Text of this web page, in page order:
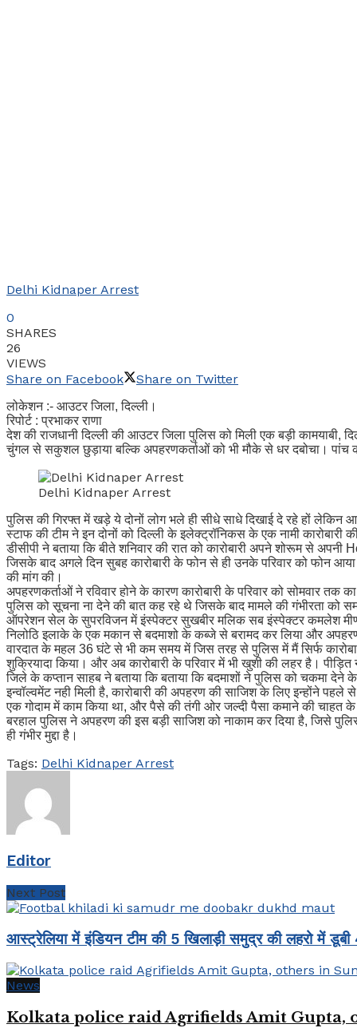
Delhi Kidnaper Arrest
0
SHARES
26
VIEWS
Share on Facebook
Share on Twitter
लोकेशन :- आउटर जिला, दिल्ली।
रिपोर्ट : प्रभाकर राणा
देश की राजधानी दिल्ली की आउटर जिला पुलिस को मिली एक बड़ी
चुंगल से सकुशल छुड़ाया बल्कि अपहरणकर्ताओं को भी मौके से धर दबोचा। पांच
Delhi Kidnaper Arrest
पुलिस की गिरफ्त में खड़े ये दोनों लोग भले ही सीधे साधे दिखाई दे रहे हों
स्टाफ की टीम ने इन दोनों को दिल्ली के इलेक्ट्रॉनिकस के एक नामी
डीसीपी ने बताया कि बीते शनिवार की रात को कारोबारी अपने शोरूम से
जिसके बाद अगले दिन सुबह कारोबारी के फोन से ही उनके परिवार को फोन
की मांग की।
अपहरणकर्ताओं ने रविवार होने के कारण कारोबारी के परिवार को सोमवार
पुलिस को सूचना ना देने की बात कह रहे थे जिसके बाद मामले की गंभीरता को
ऑपरेशन सेल के सुपरविजन में इंस्पेक्टर सुखबीर मलिक सब इंस्पेक्टर कमलेश
निलोठि इलाके के एक मकान से बदमाशो के कब्जे से बरामद कर लिया और
वारदात के महल 36 घंटे से भी कम समय में जिस तरह से पुलिस में मैं सिर्फ
शुक्रियादा किया। और अब कारोबारी के परिवार में भी खुशी की लहर है।
जिले के कप्तान साहब ने बताया कि बताया कि बदमाशों ने पुलिस को चकमा देने
इन्वॉल्वमेंट नही मिली है, कारोबारी की अपहरण की साजिश के लिए इन्होंने
एक गोदाम में काम किया था, और पैसे की तंगी ओर जल्दी पैसा कमाने की
बरहाल पुलिस ने अपहरण की इस बड़ी साजिश को नाकाम कर दिया है, जिसे
ही गंभीर मुद्दा है।
Tags: Delhi Kidnaper Arrest
Editor
Next Post
आस्ट्रेलिया में इंडियन टीम की 5 खिलाड़ी समुद्र की लहरो में
News
Kolkata police raid Agrifields Amit Gupta,